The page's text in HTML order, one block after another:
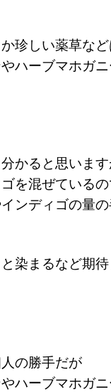
珍しい薬草な
ハーブマホガニ
かると思いま
を混ぜている
ンディゴの量の
染まるなど期
の勝手だが
ハーブマホガ